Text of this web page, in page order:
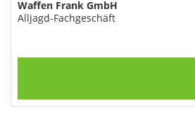
Waffen Frank GmbH
Alljagd-Fachgeschäft